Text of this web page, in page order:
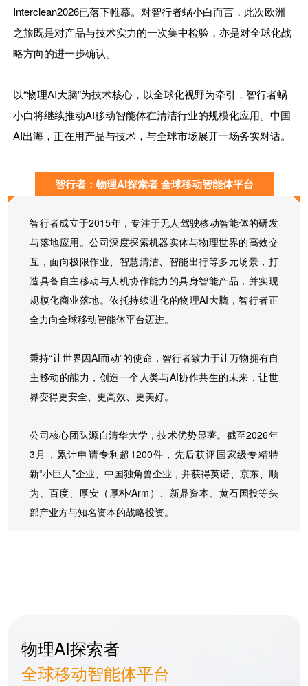
Interclean2026已落下帷幕。对智行者蜗小白而言，此次欧洲
之旅既是对产品与技术实力的一次集中检验，亦是对全球化战
略方向的进一步确认。
以“物理AI大脑”为技术核心，以全球化视野为牵引，智行者蜗
小白将继续推动AI移动智能体在清洁行业的规模化应用。中国
AI出海，正在用产品与技术，与全球市场展开一场务实对话。
智行者：物理AI探索者 全球移动智能体平台
智行者成立于2015年，专注于无人驾驶移动智能体的研发
与落地应用。公司深度探索机器实体与物理世界的高效交
互，面向极限作业、智慧清洁、智能出行等多元场景，打
造具备自主移动与人机协作能力的具身智能产品，并实现
规模化商业落地。依托持续进化的物理AI大脑，智行者正
全力向全球移动智能体平台迈进。
秉持“让世界因AI而动”的使命，智行者致力于让万物拥有自
主移动的能力，创造一个人类与AI协作共生的未来，让世
界变得更安全、更高效、更美好。
公司核心团队源自清华大学，技术优势显著。截至2026年
3月，累计申请专利超1200件，先后获评国家级专精特
新“小巨人”企业、中国独角兽企业，并获得英诺、京东、顺
为、百度、厚安（厚朴/Arm）、新鼎资本、黄石国投等头
部产业方与知名资本的战略投资。
物理AI探索者
全球移动智能体平台